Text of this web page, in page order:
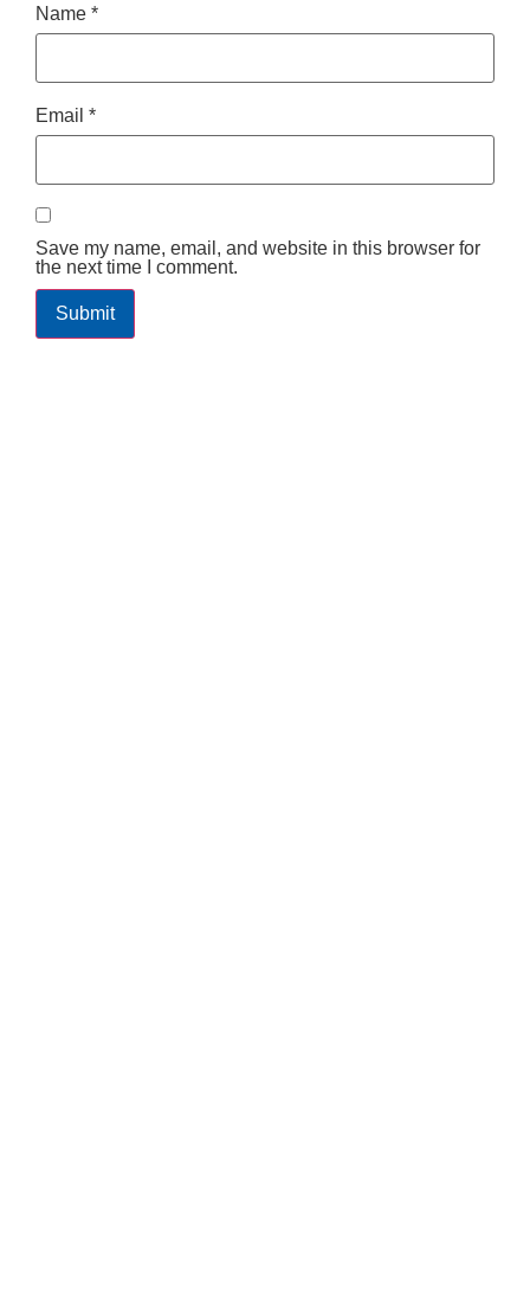
Name *
Email *
Save my name, email, and website in this browser for
the next time I comment.